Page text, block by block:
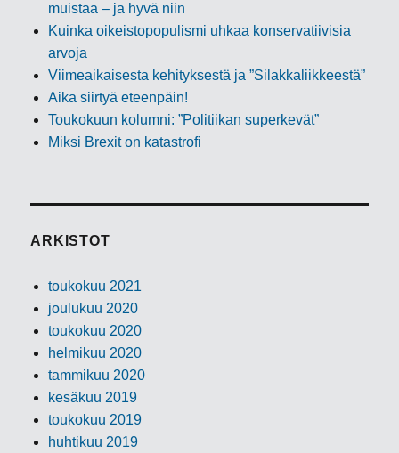
muistaa – ja hyvä niin
Kuinka oikeistopopulismi uhkaa konservatiivisia
arvoja
Viimeaikaisesta kehityksestä ja ”Silakkaliikkeestä”
Aika siirtyä eteenpäin!
Toukokuun kolumni: ”Politiikan superkevät”
Miksi Brexit on katastrofi
ARKISTOT
toukokuu 2021
joulukuu 2020
toukokuu 2020
helmikuu 2020
tammikuu 2020
kesäkuu 2019
toukokuu 2019
huhtikuu 2019